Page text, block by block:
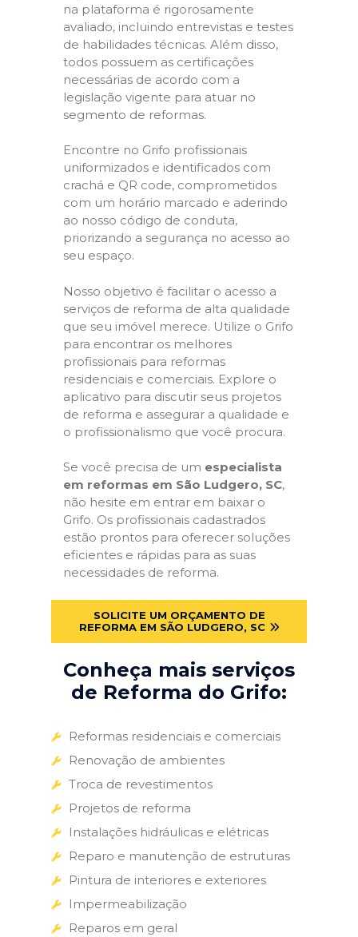
na plataforma é rigorosamente
avaliado, incluindo entrevistas e testes
de habilidades técnicas. Além disso,
todos possuem as certificações
necessárias de acordo com a
legislação vigente para atuar no
segmento de reformas.
Encontre no Grifo profissionais
uniformizados e identificados com
crachá e QR code, comprometidos
com um horário marcado e aderindo
ao nosso código de conduta,
priorizando a segurança no acesso ao
seu espaço.
Nosso objetivo é facilitar o acesso a
serviços de reforma de alta qualidade
que seu imóvel merece. Utilize o Grifo
para encontrar os melhores
profissionais para reformas
residenciais e comerciais. Explore o
aplicativo para discutir seus projetos
de reforma e assegurar a qualidade e
o profissionalismo que você procura.
Se você precisa de um especialista
em reformas em São Ludgero, SC,
não hesite em entrar em baixar o
Grifo. Os profissionais cadastrados
estão prontos para oferecer soluções
eficientes e rápidas para as suas
necessidades de reforma.
SOLICITE UM ORÇAMENTO DE
REFORMA EM SÃO LUDGERO, SC
Conheça mais serviços
de Reforma do Grifo:
Reformas residenciais e comerciais
Renovação de ambientes
Troca de revestimentos
Projetos de reforma
Instalações hidráulicas e elétricas
Reparo e manutenção de estruturas
Pintura de interiores e exteriores
Impermeabilização
Reparos em geral